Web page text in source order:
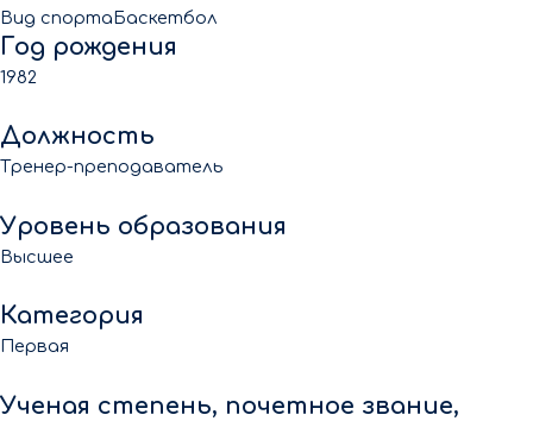
Вид спорта Баскетбол
Год рождения
1982
Должность
Тренер-преподаватель
Уровень образования
Высшее
Категория
Первая
Ученая степень, почетное звание,